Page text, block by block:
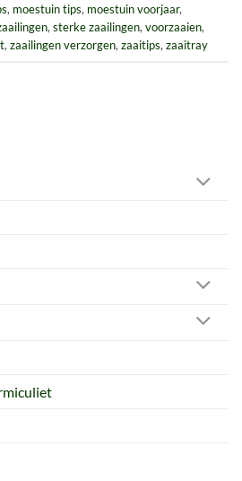
, moestuin tips, moestuin voorjaar,
, sterke zaailingen, voorzaaien,
, zaailingen verzorgen, zaaitips, zaaitray